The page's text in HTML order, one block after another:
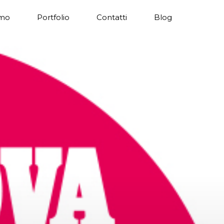
Portfolio Contatti Blog